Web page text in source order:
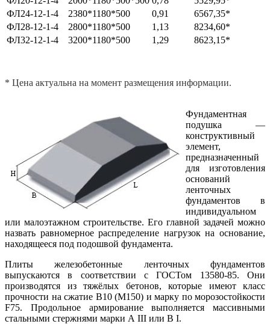
ФЛ24-12-1-4
2380*1180*500 0,91
6567,35*
ФЛ28-12-1-4
2800*1180*500 1,13
8234,60*
ФЛ32-12-1-4
3200*1180*500 1,29 8623,15*
* Цена актуальна на момент размещения информации.
Фундаментная
подушка —
конструктивный
элемент,
предназначенный
для изготовления
оснований
ленточных
фундаментов в
индивидуальном
или малоэтажном строительстве. Его главной задачей можно
назвать равномерное распределение нагрузок на основание,
находящееся под подошвой фундамента.
Плиты железобетонные ленточных фундаментов
выпускаются в соответствии с ГОСТом 13580-85. Они
производятся из тяжёлых бетонов, которые имеют класс
прочности на сжатие В10 (М150) и марку по морозостойкости
F75. Продольное армирование выполняется массивными
стальными стержнями марки А III или В I.